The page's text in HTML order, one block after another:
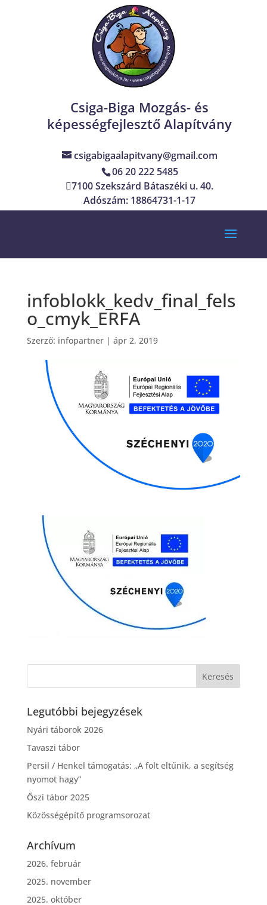
Csiga-Biga Mozgás- és
képességfejlesztő Alapítvány
csigabigaalapitvany@gmail.com
06 20 222 5485
7100 Szekszárd Bátaszéki u. 40.
Adószám: 18864731-1-17
infoblokk_kedv_final_fels
o_cmyk_ERFA
Szerző: infopartner| ápr 2, 2019
Legutóbbi bejegyzések
Nyári táborok 2026
Tavaszi tábor
Persil / Henkel támogatás: „A folt eltűnik, a segítség
nyomot hagy”
Őszi tábor 2025
Közösségépítő programsorozat
Archívum
2026. február
2025. november
2025. október